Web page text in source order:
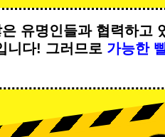
은 유명인들과 협력하고
니다! 그러므로 가능한